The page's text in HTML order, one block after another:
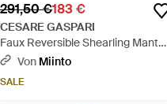
291,50 €183 €
CESARE GASPARI
Faux Reversible Shearling Mantel
Mit Gürtel - Braun
Von Miinto
SALE